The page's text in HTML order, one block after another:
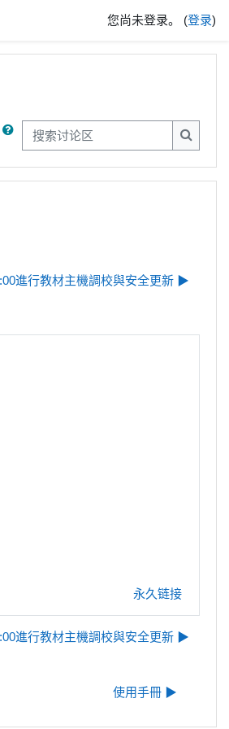
您尚未登录。 (登录)
搜索讨论区
搜索讨
進行教材主機調校與安全更新 ▶︎
永久链接
進行教材主機調校與安全更新 ▶︎
使用手冊 ▶︎